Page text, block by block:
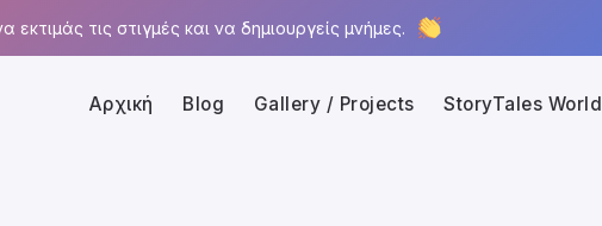
τις στιγμές και να δημιουργείς μνήμες.
Αρχική Blog Gallery / Projects StoryTales World